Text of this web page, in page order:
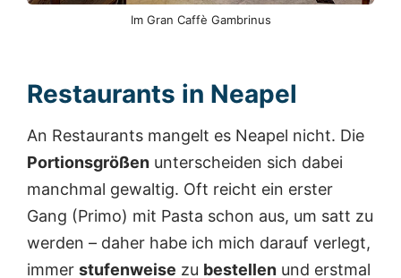
Im Gran Caffè Gambrinus
Restaurants in Neapel
An Restaurants mangelt es Neapel nicht. Die
Portionsgrößen unterscheiden sich dabei
manchmal gewaltig. Oft reicht ein erster
Gang (Primo) mit Pasta schon aus, um satt zu
werden – daher habe ich mich darauf verlegt,
immer stufenweise zu bestellen und erstmal